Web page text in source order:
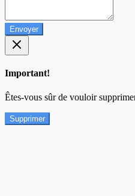
Envoyer
Important!
Êtes-vous sûr de vouloir
Supprimer